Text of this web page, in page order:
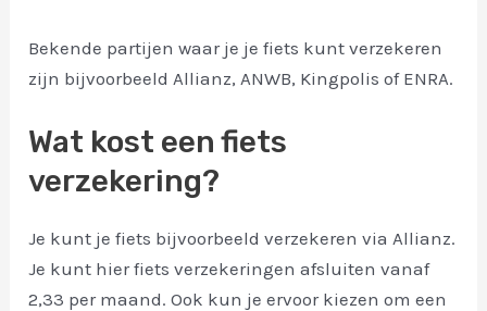
Bekende partijen waar je je fiets kunt verzekeren
zijn bijvoorbeeld Allianz, ANWB, Kingpolis of ENRA.
Wat kost een fiets
verzekering?
Je kunt je fiets bijvoorbeeld verzekeren via Allianz.
Je kunt hier fiets verzekeringen afsluiten vanaf
2,33 per maand. Ook kun je ervoor kiezen om een